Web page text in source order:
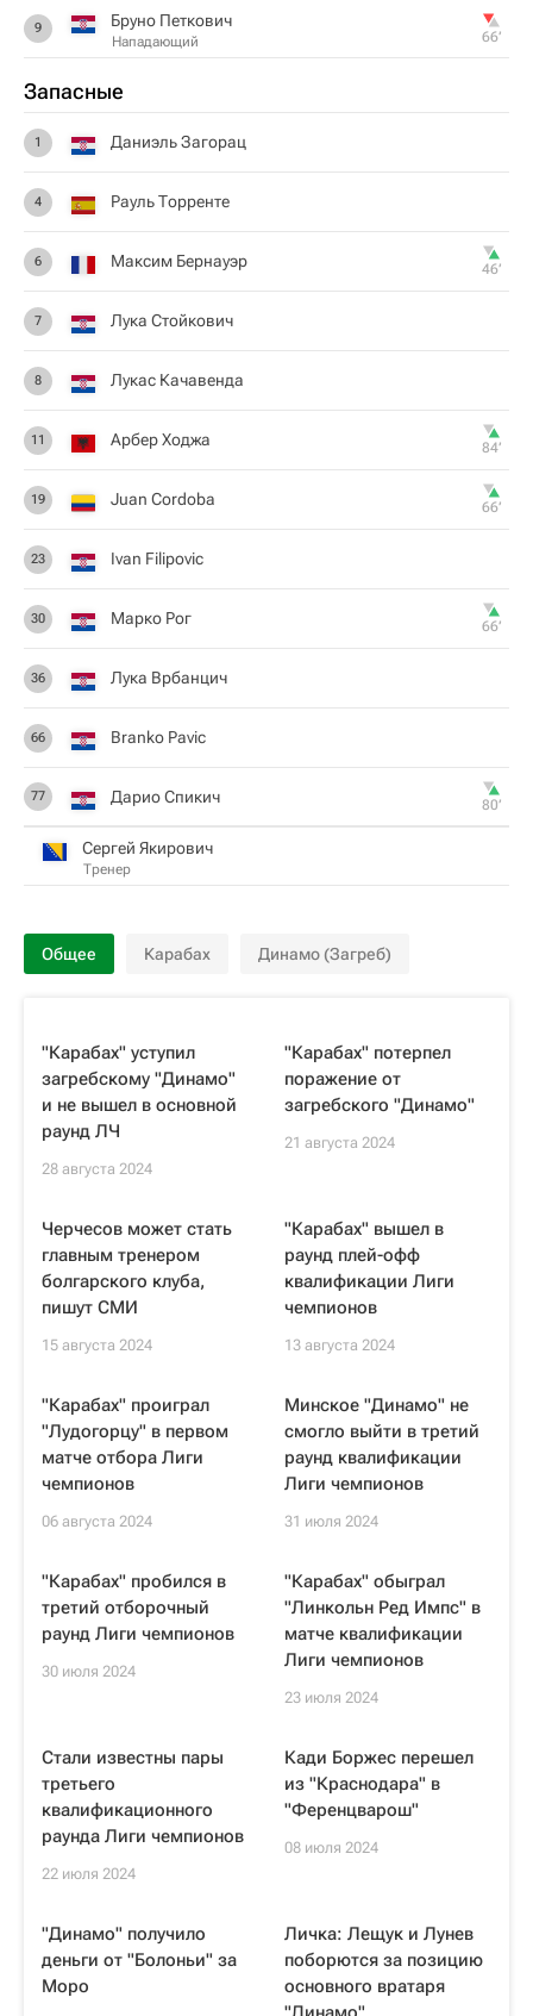
9 Бруно Петкович
Нападающий 66‎’‎
Запасные
1 Даниэль Загорац
4 Рауль Торренте
6 Максим Бернауэр 46‎’‎
7 Лука Стойкович
8 Лукас Качавенда
11 Арбер Ходжа 84‎’‎
19 Juan Cordoba 66‎’‎
23 Ivan Filipovic
30 Марко Рог 66‎’‎
36 Лука Врбанцич
66 Branko Pavic
77 Дарио Спикич 80‎’‎
Сергей Якирович
Тренер
Общее Карабах Динамо (Загреб)
"Карабах" уступил
загребскому "Динамо"
и не вышел в основной
раунд ЛЧ
28 августа 2024
"Карабах" потерпел
поражение от
загребского "Динамо"
21 августа 2024
Черчесов может стать
главным тренером
болгарского клуба,
пишут СМИ
15 августа 2024
"Карабах" вышел в
раунд плей-офф
квалификации Лиги
чемпионов
13 августа 2024
"Карабах" проиграл
"Лудогорцу" в первом
матче отбора Лиги
чемпионов
06 августа 2024
Минское "Динамо" не
смогло выйти в третий
раунд квалификации
Лиги чемпионов
31 июля 2024
"Карабах" пробился в
третий отборочный
раунд Лиги чемпионов
30 июля 2024
"Карабах" обыграл
"Линкольн Ред Импс" в
матче квалификации
Лиги чемпионов
23 июля 2024
Стали известны пары
третьего
квалификационного
раунда Лиги чемпионов
22 июля 2024
Кади Боржес перешел
из "Краснодара" в
"Ференцварош"
08 июля 2024
"Динамо" получило
деньги от "Болоньи" за
Моро
Личка: Лещук и Лунев
поборются за позицию
основного вратаря